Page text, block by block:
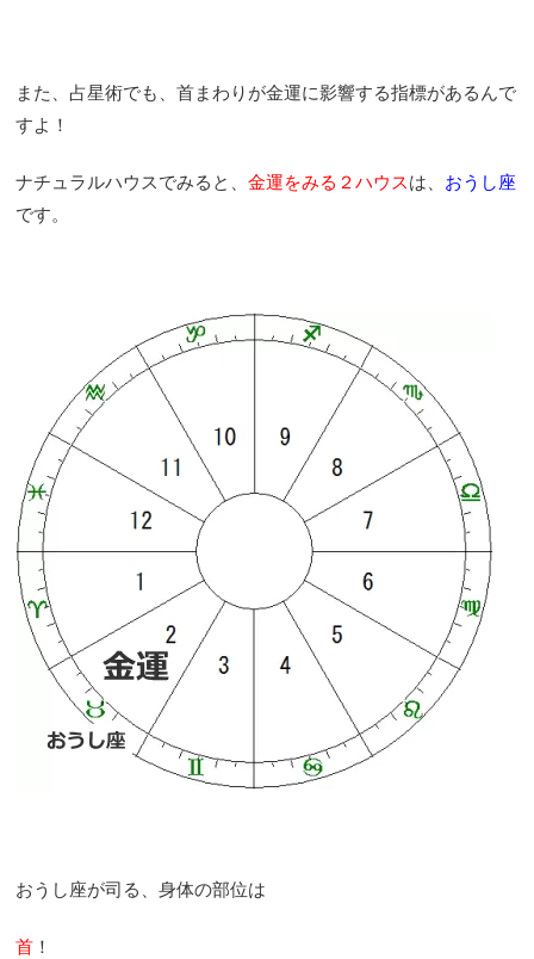
また、占星術でも、首まわりが金運に影響する指標があるんで
すよ！
ナチュラルハウスでみると、 金運をみる２ハウスは、 おうし座
です。
おうし座が司る、身体の部位は
首 ！